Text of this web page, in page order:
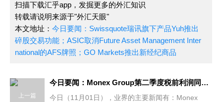
扫描下载汇乎app，发掘更多的外汇知识
转载请说明来源于"外汇天眼"
本文地址： 今日要闻：Swissquote瑞讯旗下产品Yuh推出
碎股交易功能；ASIC取消Future Asset Management Inter
national的AFS牌照；GO Markets推出新经纪商品
上一篇
今日要闻：Monex Group第二季度税前利润同比增长238%；FMA对Synergy Capital Asset Management发出警告；新加坡交易所将向7RIDGE的基金投资2亿美元...
今日（11月01日），业界的主要新闻有：Monex